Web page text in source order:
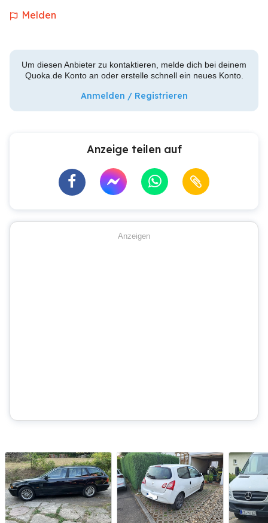
Melden
Um diesen Anbieter zu kontaktieren, melde dich bei deinem
Quoka.de Konto an oder erstelle schnell ein neues Konto.
Anmelden / Registrieren
Anzeige teilen auf
Anzeigen